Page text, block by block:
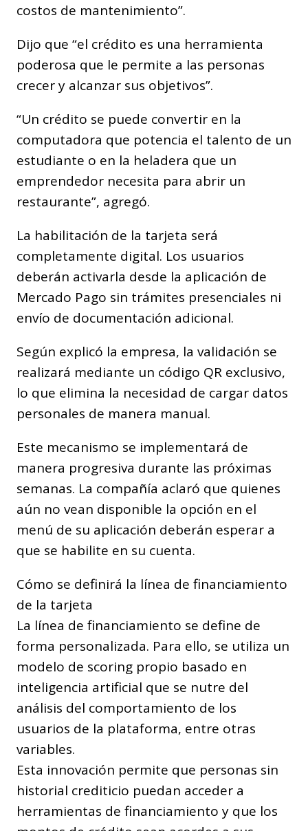
costos de mantenimiento”.
Dijo que “el crédito es una herramienta
poderosa que le permite a las personas
crecer y alcanzar sus objetivos”.
“Un crédito se puede convertir en la
computadora que potencia el talento de un
estudiante o en la heladera que un
emprendedor necesita para abrir un
restaurante”, agregó.
La habilitación de la tarjeta será
completamente digital. Los usuarios
deberán activarla desde la aplicación de
Mercado Pago sin trámites presenciales ni
envío de documentación adicional.
Según explicó la empresa, la validación se
realizará mediante un código QR exclusivo,
lo que elimina la necesidad de cargar datos
personales de manera manual.
Este mecanismo se implementará de
manera progresiva durante las próximas
semanas. La compañía aclaró que quienes
aún no vean disponible la opción en el
menú de su aplicación deberán esperar a
que se habilite en su cuenta.
Cómo se definirá la línea de financiamiento
de la tarjeta
La línea de financiamiento se define de
forma personalizada. Para ello, se utiliza un
modelo de scoring propio basado en
inteligencia artificial que se nutre del
análisis del comportamiento de los
usuarios de la plataforma, entre otras
variables.
Esta innovación permite que personas sin
historial crediticio puedan acceder a
herramientas de financiamiento y que los